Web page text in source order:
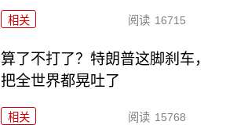
相关 阅读 16715
算了不打了？特朗普这脚刹车，
把全世界都晃吐了
相关 阅读 15768